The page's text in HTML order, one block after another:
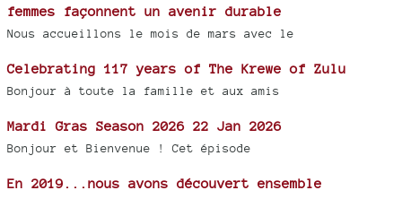
femmes façonnent un avenir durable
Nous accueillons le mois de mars avec le
Celebrating 117 years of The Krewe of Zulu
Bonjour à toute la famille et aux amis
Mardi Gras Season 2026 22 Jan 2026
Bonjour et Bienvenue ! Cet épisode
En 2019...nous avons découvert ensemble